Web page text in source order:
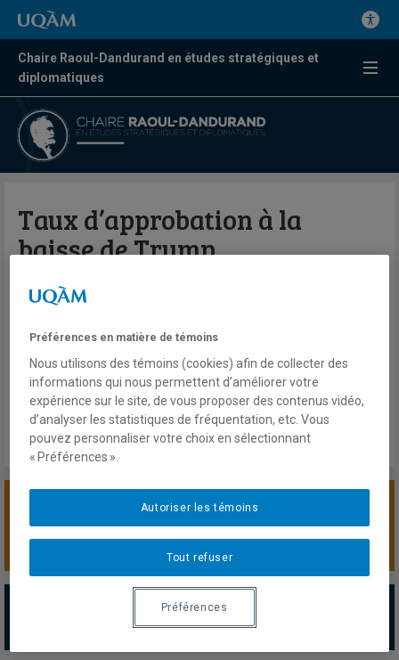
Chaire Raoul-Dandurand en études stratégiques et
diplomatiques
Taux d’approbation à la
baisse de Trump
Valérie Beaudoin
98,5 FM
Jeudi 20 novembre 2025
Lien externe
SOUTENIR LA CHAIRE
PARTENAIRES MAJEURS
Tous les partenaires
Préférences en matière de témoins
Nous utilisons des témoins (cookies) afin de collecter des
informations qui nous permettent d’améliorer votre
expérience sur le site, de vous proposer des contenus vidéo,
d’analyser les statistiques de fréquentation, etc. Vous
pouvez personnaliser votre choix en sélectionnant
« Préférences ».
Tout refuser
Autoriser les témoins
Préférences